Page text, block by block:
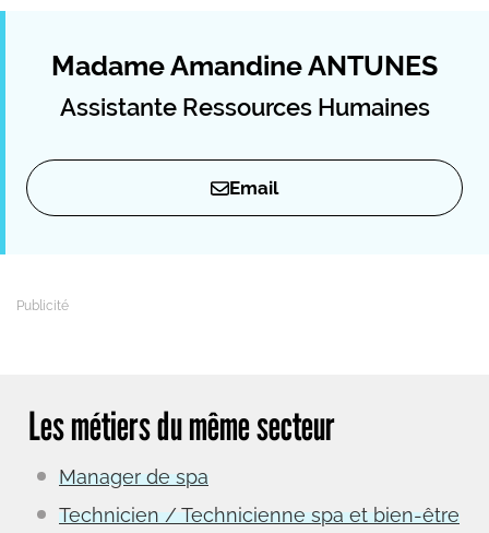
Madame Amandine ANTUNES
Assistante Ressources Humaines
Email
Les métiers du même secteur
Manager de spa
Technicien / Technicienne spa et bien-être